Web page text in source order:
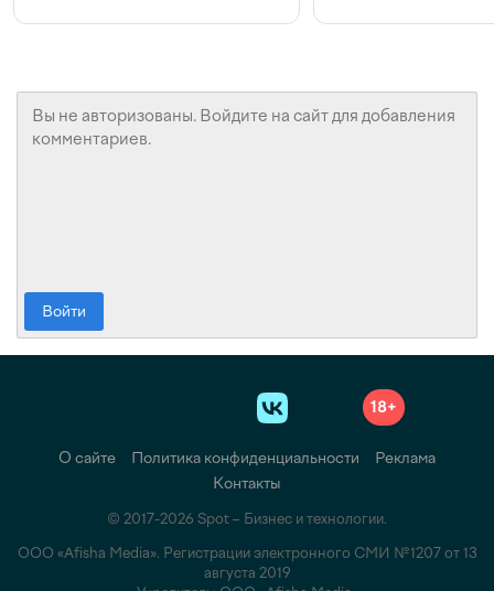
Войти
18+
О сайте Политика конфиденциальности
Реклама
Контакты
© 2017-2026 Spot – Бизнес и технологии.
ООО «Afisha Media». Регистрации электронного СМИ №1207 от 13
августа 2019